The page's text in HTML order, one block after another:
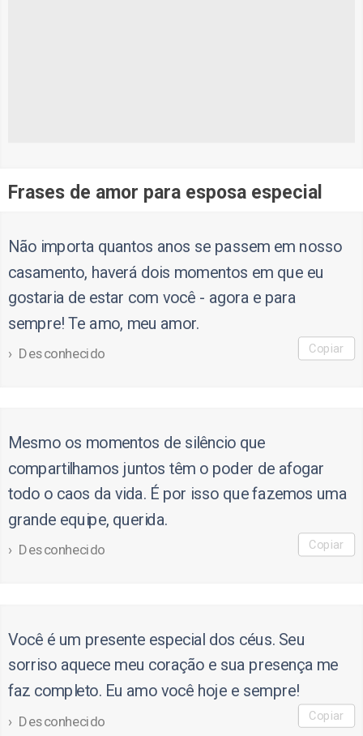
Frases de amor para esposa especial
Não importa quantos anos se passem em nosso
casamento, haverá dois momentos em que eu
gostaria de estar com você - agora e para
sempre! Te amo, meu amor.
Desconhecido Copiar
Mesmo os momentos de silêncio que
compartilhamos juntos têm o poder de afogar
todo o caos da vida. É por isso que fazemos uma
grande equipe, querida.
Desconhecido Copiar
Você é um presente especial dos céus. Seu
sorriso aquece meu coração e sua presença me
faz completo. Eu amo você hoje e sempre!
Desconhecido Copiar